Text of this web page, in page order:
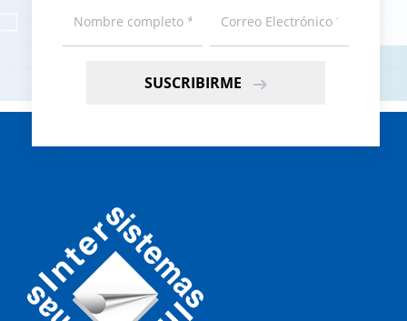
SUSCRIBIRME